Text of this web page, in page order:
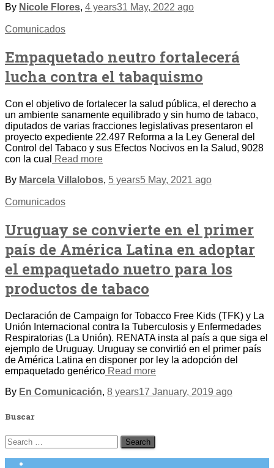
By Nicole Flores, 4 years31 May, 2022 ago
Comunicados
Empaquetado neutro fortalecerá
lucha contra el tabaquismo
Con el objetivo de fortalecer la salud pública, el derecho a
un ambiente sanamente equilibrado y sin humo de tabaco,
diputados de varias fracciones legislativas presentaron el
proyecto expediente 22.497 Reforma a la Ley General del
Control del Tabaco y sus Efectos Nocivos en la Salud, 9028
con la cual
Read more
By Marcela Villalobos, 5 years5 May, 2021 ago
Comunicados
Uruguay se convierte en el primer
país de América Latina en adoptar
el empaquetado nuetro para los
productos de tabaco
Declaración de Campaign for Tobacco Free Kids (TFK) y La
Unión Internacional contra la Tuberculosis y Enfermedades
Respiratorias (La Unión). RENATA insta al país a que siga el
ejemplo de Uruguay. Uruguay se convirtió en el primer país
de América Latina en disponer por ley la adopción del
empaquetado genérico Read more
By En Comunicación, 8 years17 January, 2019 ago
Buscar
Search
for: